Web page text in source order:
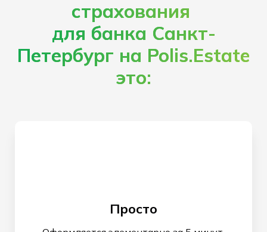
страхования
для банка Санкт-
Петербург на Polis.Estate
это:
Просто